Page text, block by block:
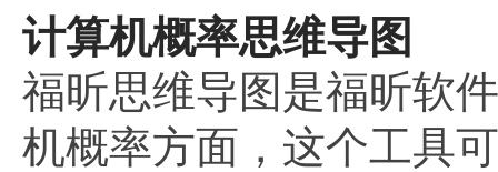
计算机概率思维导图
福昕思维导图是福昕软
机概率方面，这个工具